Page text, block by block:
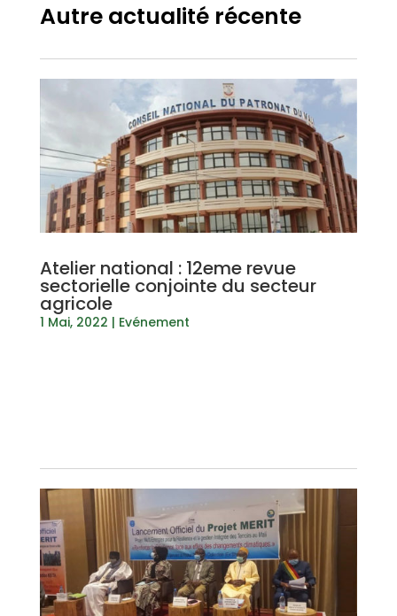
Autre actualité récente
Atelier national : 12eme revue
sectorielle conjointe du secteur
agricole
1 Mai, 2022 | Evénement